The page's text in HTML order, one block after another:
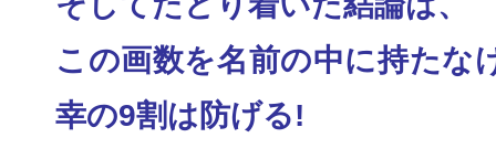
この画数を名前の中に持たな
幸の9割は防げる!